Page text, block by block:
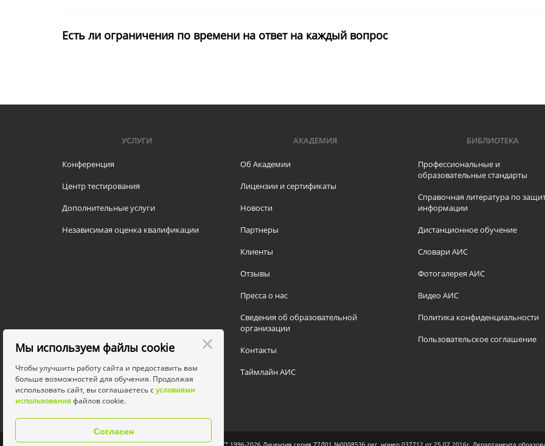
Есть ли ограничения по времени на ответ на каждый вопрос
УСЛУГИ
Конференция
Центр тестирования
Дополнительные услуги
Независимая оценка квалификации
АКАДЕМИЯ
Об Академии
Лицензии и сертификаты
Новости
Партнеры
Клиенты
Отзывы
Пресса о нас
Сведения об образовательной
организации
Контакты
Таймлайн АИС
БИБЛИОТЕКА
Профессиональные и
образовательные стандарты
Справочная литература по
информации
Дистанционное обучение
Словари АИС
Фотогалерея АИС
Видео АИС
Политика конфиденциальности
Пользовательское соглашение
© АНО ДПО ЦПК "АИС" 1996-2026 Лицензия серия 77Л01 №0008536 рег. номер 037712 от 25.07.2016г. Департамента
Мы используем файлы cookie
Чтобы улучшить работу сайта и предоставить вам
больше возможностей для обучения. Продолжая
использовать сайт, вы соглашаетесь сусловиями
использованияфайлов cookie.
Согласен